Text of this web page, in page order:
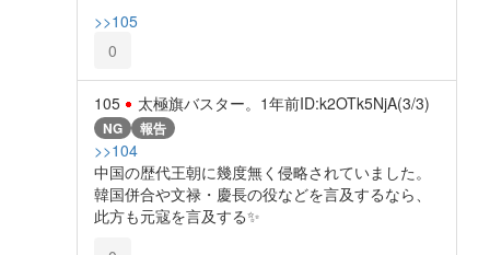
>>105
0
105 太極旗バスター。 1年前ID:k2OTk5NjA(3/3)
NG 報告
>>104
中国の歴代王朝に幾度無く侵略されていました。
韓国併合や文禄・慶長の役などを言及するなら、
此方も元寇を言及する✨️